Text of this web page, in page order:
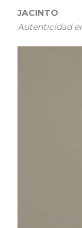
JACINTO
Autenticidad